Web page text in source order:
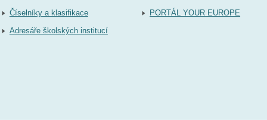
Číselníky a klasifikace
Adresáře školských institucí
PORTÁL YOUR EUROPE